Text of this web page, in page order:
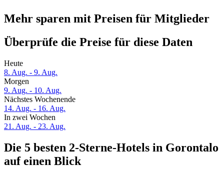
Mehr sparen mit Preisen für Mitglieder
Überprüfe die Preise für diese Daten
Heute
8. Aug. - 9. Aug.
Morgen
9. Aug. - 10. Aug.
Nächstes Wochenende
14. Aug. - 16. Aug.
In zwei Wochen
21. Aug. - 23. Aug.
Die 5 besten 2-Sterne-Hotels in Gorontalo
auf einen Blick